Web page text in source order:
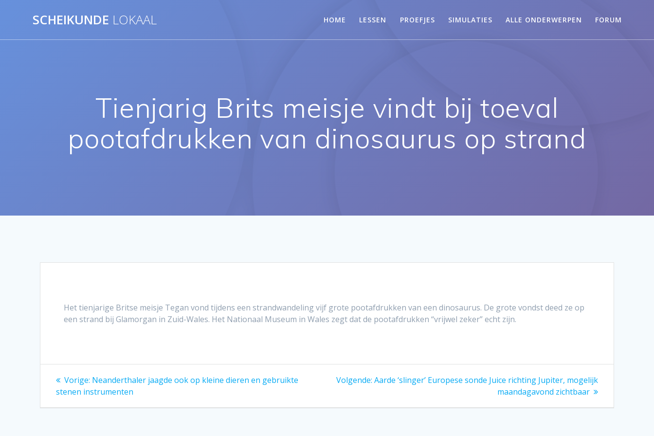
inhoud
SCHEIKUNDE LOKAAL HOME LESSEN PROEFJES SIMULATIES ALLE ONDERWERPEN FORUM
Tienjarig Brits meisje vindt bij toeval
pootafdrukken van dinosaurus op strand
Het tienjarige Britse meisje Tegan vond tijdens een strandwandeling vijf grote pootafdrukken van een dinosaurus. De grote vondst deed ze op
een strand bij Glamorgan in Zuid-Wales. Het Nationaal Museum in Wales zegt dat de pootafdrukken “vrijwel zeker” echt zijn.
Bericht
navigatie
Vorige: Vorig
bericht:
Neanderthaler jaagde ook op kleine dieren en gebruikte
stenen instrumenten
Volgende: Volgend
Aarde ‘slinger’ Europese sonde Juice richting Jupiter, mogelijk
maandagavond zichtbaar